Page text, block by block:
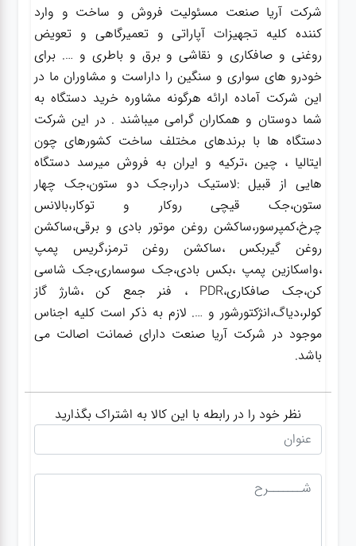
شرکت آریا صنعت مسئولیت فروش و ساخت و وارد
کننده کلیه تجهیزات آپاراتی و تعمیرگاهی و تعویض
روغنی و صافکاری و نقاشی و برق و باطری و …. برای
خودرو های سواری و سنگین را داراست و مشاوران ما در
این شرکت آماده ارائه هرگونه مشاوره خرید دستگاه به
شما دوستان و همکاران گرامی میباشند . در این شرکت
دستگاه ها با برندهای مختلف ساخت کشورهای چون
ایتالیا ، چین ،ترکیه و ایران به فروش میرسد دستگاه
هایی از قبیل :لاستیک درار،جک دو ستون،جک چهار
ستون،جک قیچی روکار و توکار،بالانس
چرخ،کمپرسور،ساکشن روغن موتور بادی و برقی،ساکشن
روغن گیربکس ،ساکشن روغن ترمز،گریس پمپ
،واسکازین پمپ ،بکس بادی،جک سوسماری،جک شاسی
کن،جک صافکاری،PDR ، فنر جمع کن ،شارژ گاز
کولر،دیاگ،انژکتورشور و …. لازم به ذکر است کلیه اجناس
موجود در شرکت آریا صنعت دارای ضمانت اصالت می
باشد.
نظر خود را در رابطه با این کالا به اشتراک بگذارید